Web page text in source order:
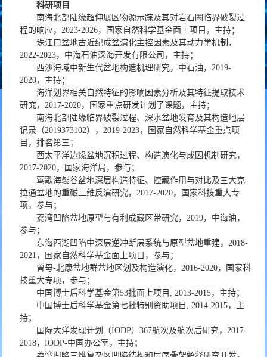
科研项目
南海北部陆缘超伸展区物源示踪及其对岩石圈临界破裂过
程的响应，2023-2026，国家自然科学基金面上项目，主持；
珠江口盆地古近纪成盆演化主控因素及其动力学机制，
2022-2023，中海石油深海开发有限公司，主持；
西沙海域中新生代盆地构造机理研究，中石油，2019-
2020，主持；
海洋划界相关自然特征的影响因素分析及其特征提取技术
研究，2017-2020，国家重点研发计划子课题，主持；
南海北部陆缘临界破裂过程、深水盆地发育及其构造地层
记录（2019373102），2019-2023，国家自然科学基金重点项
目，排名第三；
西太平洋边缘盆地沉积过程、构造演化与成因机制研究，
2017-2020，国家海洋局，参与；
莺歌海裂谷盆地深层构造特征、控藏作用与对比及三大克
拉通盆地的重磁三维反演研究，2017-2020，国家科技重大专
项，参与；
荔湾凹陷盆地原型与有利成藏区带研究，2019，中海油，
参与；
东海西湖凹陷中深层逆冲断层系统与原型盆地重建，2018-
2021，国家自然科学基金面上项目，参与；
曾母-北康盆地群盆地区划及构造演化，2016-2020，国家科
技重大专项，参与；
中国博士后科学基金第53批面上项目, 2013-2015，主持；
中国博士后科学基金第七批特别资助项目, 2014-2015，主
持；
国际大洋发现计划（IODP）367航次及航次后研究，2017-
2018，IODP-中国办公室，主持；